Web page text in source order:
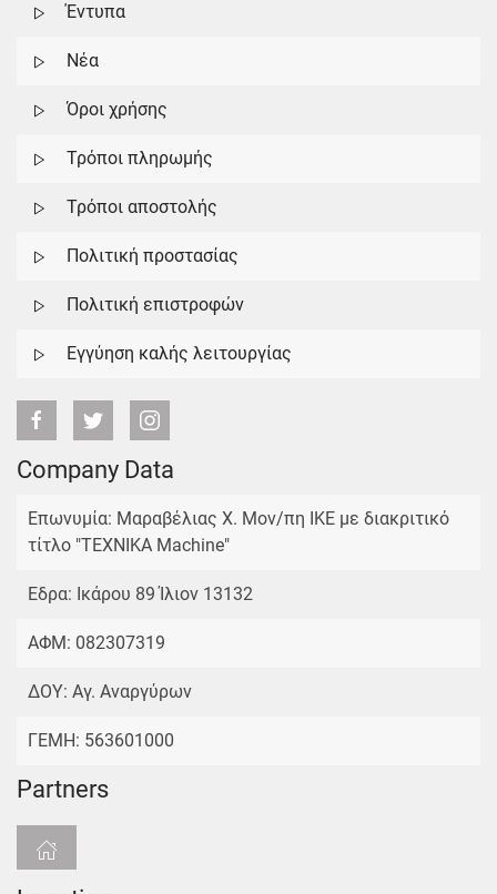
Έντυπα
Νέα
Όροι χρήσης
Τρόποι πληρωμής
Τρόποι αποστολής
Πολιτική προστασίας
Πολιτική επιστροφών
Εγγύηση καλής λειτουργίας
Company Data
Επωνυμία: Μαραβέλιας Χ. Μον/πη ΙΚΕ με διακριτικό
τίτλο "TEXNIKA Machine"
Εδρα: Ικάρου 89 Ίλιον 13132
ΑΦΜ: 082307319
ΔΟΥ: Αγ. Αναργύρων
ΓΕΜΗ: 563601000
Partners